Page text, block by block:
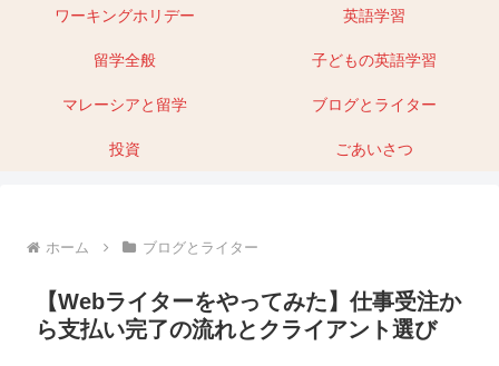
ワーキングホリデー 英語学習
留学全般 子どもの英語学習
マレーシアと留学 ブログとライター
投資 ごあいさつ
ホーム ブログとライター
【Webライターをやってみた】仕事受注か
ら支払い完了の流れとクライアント選び